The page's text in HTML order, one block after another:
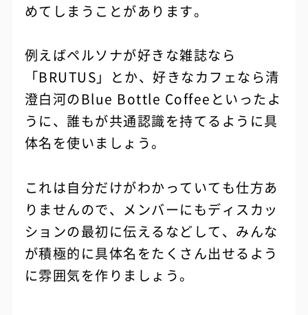
めてしまうことがあります。
例えばペルソナが好きな雑誌なら
「BRUTUS」とか、好きなカフェなら清
澄白河のBlue Bottle Coffeeといったよ
うに、誰もが共通認識を持てるように具
体名を使いましょう。
これは自分だけがわかっていても仕方あ
りませんので、メンバーにもディスカッ
ションの最初に伝えるなどして、みんな
が積極的に具体名をたくさん出せるよう
に雰囲気を作りましょう。